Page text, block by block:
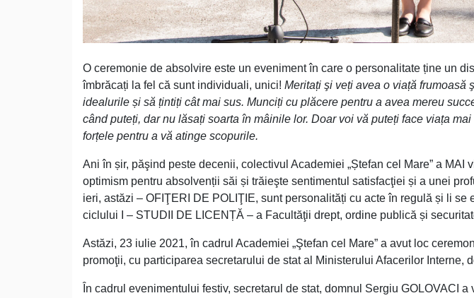
O ceremonie de absolvire este un eveniment în care o personalitate ține un
îmbrăcați la fel că sunt individuali, unici! Meritați şi veți avea o viață
idealurile și să țintiți cât mai sus. Munciți cu plăcere pentru a avea mereu
când puteți, dar nu lăsați soarta în mâinile lor. Doar voi vă puteți face viața
forțele pentru a vă atinge scopurile.
Ani în șir, păşind peste decenii, colectivul Academiei „Ștefan cel Mare” a MAI
optimism pentru absolvenții săi și trăieşte sentimentul satisfacţiei și a unei
ieri, astăzi – OFIŢERI DE POLIŢIE, sunt personalități cu acte în regulă și li
ciclului I – STUDII DE LICENȚĂ – a Facultăţii drept, ordine publică și
Astăzi, 23 iulie 2021, în cadrul Academiei „Ştefan cel Mare” a avut loc
promoţii, cu participarea secretarului de stat al Ministerului Afacerilor Interne,
În cadrul evenimentului festiv, secretarul de stat, domnul Sergiu GOLOVACI